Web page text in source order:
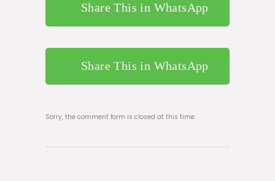
Share This in WhatsApp
Share This in WhatsApp
Sorry, the comment form is closed at this time.